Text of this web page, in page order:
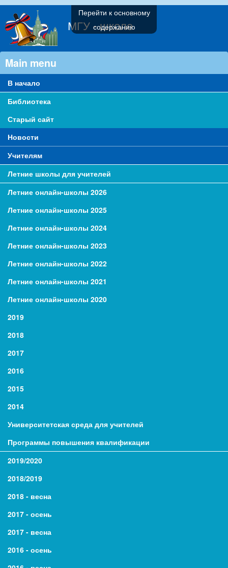
Перейти к основному
содержанию
МГУ - школе
Main menu
В начало
Библиотека
Старый сайт
Новости
Учителям
Летние школы для учителей
Летние онлайн-школы 2026
Летние онлайн-школы 2025
Летние онлайн-школы 2024
Летние онлайн-школы 2023
Летние онлайн-школы 2022
Летние онлайн-школы 2021
Летние онлайн-школы 2020
2019
2018
2017
2016
2015
2014
Университетская среда для учителей
Программы повышения квалификации
2019/2020
2018/2019
2018 - весна
2017 - осень
2017 - весна
2016 - осень